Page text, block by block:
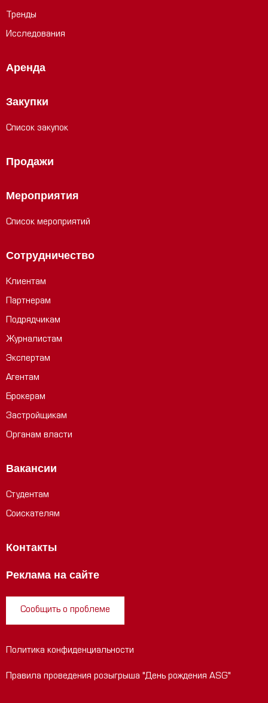
Тренды
Исследования
Аренда
Закупки
Список закупок
Продажи
Мероприятия
Список мероприятий
Сотрудничество
Клиентам
Партнерам
Подрядчикам
Журналистам
Экспертам
Агентам
Брокерам
Застройщикам
Органам власти
Вакансии
Студентам
Соискателям
Контакты
Реклама на сайте
Сообщить о проблеме
Политика конфиденциальности
Правила проведения розыгрыша "День рождения ASG"